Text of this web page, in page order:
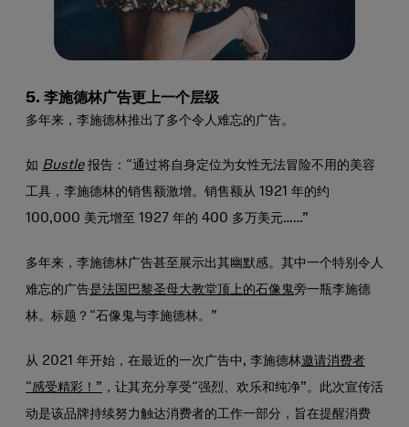
5. 李施德林广告更上一个层级
多年来，李施德林推出了多个令人难忘的广告。
如 Bustle 报告：“通过将自身定位为女性无法冒险不用的美容
工具，李施德林的销售额激增。销售额从 1921 年的约
100,000 美元增至 1927 年的 400 多万美元……”
多年来，李施德林广告甚至展示出其幽默感。其中一个特别令人
难忘的广告是法国巴黎圣母大教堂顶上的石像鬼旁一瓶李施德
林。标题？“石像鬼与李施德林。”
从 2021 年开始，在最近的一次广告中, 李施德林邀请消费者
“感受精彩！” ，让其充分享受“强烈、欢乐和纯净”。此次宣传活
动是该品牌持续努力触达消费者的工作一部分，旨在提醒消费